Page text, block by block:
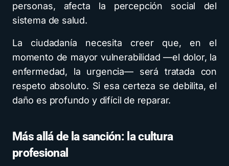
personas, afecta la percepción social del
sistema de salud.
La ciudadanía necesita creer que, en el
momento de mayor vulnerabilidad —el dolor, la
enfermedad, la urgencia— será tratada con
respeto absoluto. Si esa certeza se debilita, el
daño es profundo y difícil de reparar.
Más allá de la sanción: la cultura
profesional